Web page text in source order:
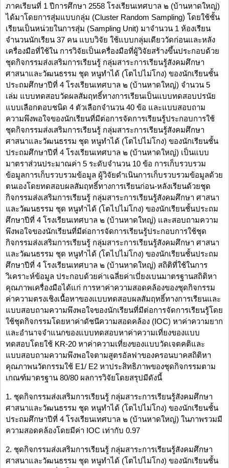
ภาคเรียนที่ 1 ปีการศึกษา 2558 โรงเรียนเทศบาล ๒ (บ้านหาดใหญ่)
ได้มาโดยการสุ่มแบบกลุ่ม (Cluster Random Sampling) โดยใช้ชั้น
เรียนเป็นหน่วยในการสุ่ม (Sampling Unit) มาจำนวน 1 ห้องเรียน
จำนวนนักเรียน 37 คน แบบวิจัย ใช้แบบกลุ่มเดียววัดก่อนและหลัง
เครื่องมือที่ใช้ใน การวิจัยเป็นเครื่องมือที่ผู้วิจัยสร้างขึ้นประกอบด้วย
ชุดกิจกรรมส่งเสริมการเรียนรู้ กลุ่มสาระการเรียนรู้สังคมศึกษา
ศาสนาและวัฒนธรรม ชุด หนูทำได้ (โตไปไม่โกง) ของนักเรียนชั้น
ประถมศึกษาปีที่ 4 โรงเรียนเทศบาล ๒ (บ้านหาดใหญ่) จำนวน 5
เล่ม แบบทดสอบวัดผลสัมฤทธิ์ทางการเรียนเป็นแบบทดสอบปรนัย
แบบเลือกตอบชนิด 4 ตัวเลือกจำนวน 40 ข้อ และแบบสอบถาม
ความพึงพอใจของนักเรียนที่มีต่อการจัดการเรียนรู้ประกอบการใช้
ชุดกิจกรรมส่งเสริมการเรียนรู้ กลุ่มสาระการเรียนรู้สังคมศึกษา
ศาสนาและวัฒนธรรม ชุด หนูทำได้ (โตไปไม่โกง) ของนักเรียนชั้น
ประถมศึกษาปีที่ 4 โรงเรียนเทศบาล ๒ (บ้านหาดใหญ่) เป็นแบบ
มาตราส่วนประมาณค่า 5 ระดับจำนวน 10 ข้อ การเก็บรวบรวม
ข้อมูลการเก็บรวบรวมข้อมูล ผู้วิจัยดำเนินการเก็บรวบรวมข้อมูลด้วย
ตนเองโดยทดสอบผลสัมฤทธิ์ทางการเรียนก่อน-หลังเรียนด้วยชุด
กิจกรรมส่งเสริมการเรียนรู้ กลุ่มสาระการเรียนรู้สังคมศึกษา ศาสนา
และวัฒนธรรม ชุด หนูทำได้ (โตไปไม่โกง) ของนักเรียนชั้นประถม
ศึกษาปีที่ 4 โรงเรียนเทศบาล ๒ (บ้านหาดใหญ่) และสอบถามความ
พึงพอใจของนักเรียนที่มีต่อการจัดการเรียนรู้ประกอบการใช้ชุด
กิจกรรมส่งเสริมการเรียนรู้ กลุ่มสาระการเรียนรู้สังคมศึกษา ศาสนา
และวัฒนธรรม ชุด หนูทำได้ (โตไปไม่โกง) ของนักเรียนชั้นประถม
ศึกษาปีที่ 4 โรงเรียนเทศบาล ๒ (บ้านหาดใหญ่) สถิติที่ใช้ในการ
วิเคราะห์ข้อมูล ประกอบด้วยค่าเฉลี่ยค่าเบี่ยงเบนมาตรฐานสถิติหา
คุณภาพเครื่องมือได้แก่ การหาค่าความสอดคล้องของชุดกิจกรรม
ค่าความตรงเชิงเนื้อหาของแบบทดสอบผลสัมฤทธิ์ทางการเรียนและ
แบบสอบถามความพึงพอใจของนักเรียนที่มีต่อการจัดการเรียนรู้โดย
ใช้ชุดกิจกรรมโดยหาค่าดัชนีความสอดคล้อง (IOC) หาค่าความยาก
และอำนาจจำแนกของแบบทดสอบหาค่าความเที่ยงของแบบ
ทดสอบโดยใช้ KR-20 หาค่าความเที่ยงของแบบวัดเจตคติและ
แบบสอบถามความพึงพอใจตามสูตรอัลฟาของครอนบาคสถิติหา
คุณภาพนวัตกรรมใช้ E1/ E2 หาประสิทธิภาพของชุดกิจกรรมตาม
เกณฑ์มาตรฐาน 80/80 ผลการวิจัยโดยสรุปมีดังนี้
1. ชุดกิจกรรมส่งเสริมการเรียนรู้ กลุ่มสาระการเรียนรู้สังคมศึกษา
ศาสนาและวัฒนธรรม ชุด หนูทำได้ (โตไปไม่โกง) ของนักเรียนชั้น
ประถมศึกษาปีที่ 4 โรงเรียนเทศบาล ๒ (บ้านหาดใหญ่) ในภาพรวมมี
ความสอดคล้องโดยมีค่า IOC เท่ากับ 0.97
2. ชุดกิจกรรมส่งเสริมการเรียนรู้ กลุ่มสาระการเรียนรู้สังคมศึกษา
ศาสนาและวัฒนธรรม ชุด หนูทำได้ (โตไปไม่โกง) ของนักเรียนชั้น